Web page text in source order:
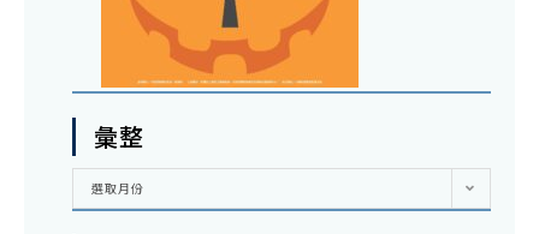
彙整
彙
選取月份